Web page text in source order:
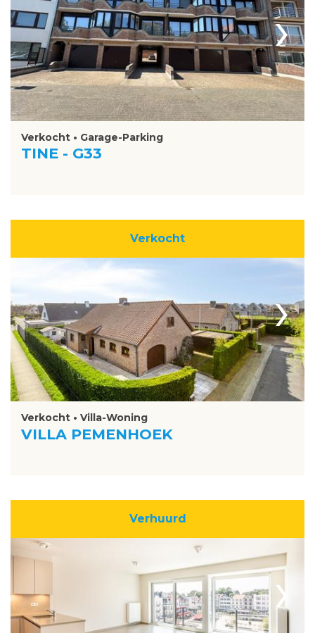
›
Verkocht • Garage-Parking
TINE - G33
Verkocht
›
Verkocht • Villa-Woning
VILLA PEMENHOEK
Verhuurd
›